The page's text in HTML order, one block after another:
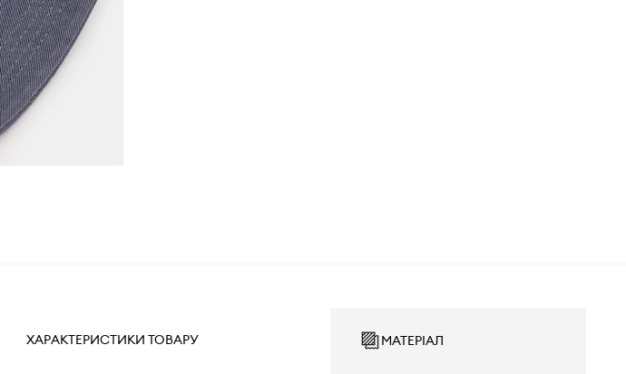
ХАРАКТЕРИСТИКИ ТОВАРУ МАТЕРІАЛ